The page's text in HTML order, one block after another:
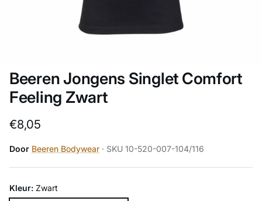
Beeren Jongens Singlet Comfort
Feeling Zwart
Reguliere prijs
€8,05
Door Beeren Bodywear · SKU 10-520-007-104/116
Kleur: Zwart